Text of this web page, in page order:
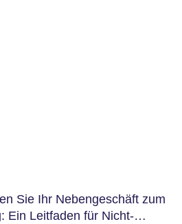
Sie Ihr Nebengeschäft zum
Ein Leitfaden für Nicht-